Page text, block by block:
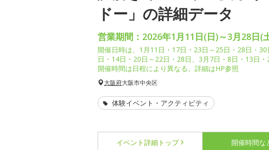
ドー」の詳細データ
営業期間：2026年1月11日(日)～3月28日(
開催日時は、1月11日・17日・23日～25日・28日・
日・14日・20日～22日・28日、3月7日・8日・13日
開催時間は日程により異なる。詳細はHP参照
大阪府大阪市中央区
体験イベント・アクティビティ
イベント詳細 トップ 開催時間な